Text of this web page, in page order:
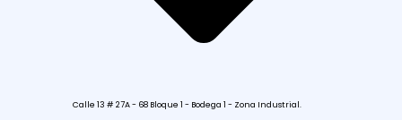
Calle 13 # 27A - 68 Bloque 1 - Bodega 1 - Zona Industrial.